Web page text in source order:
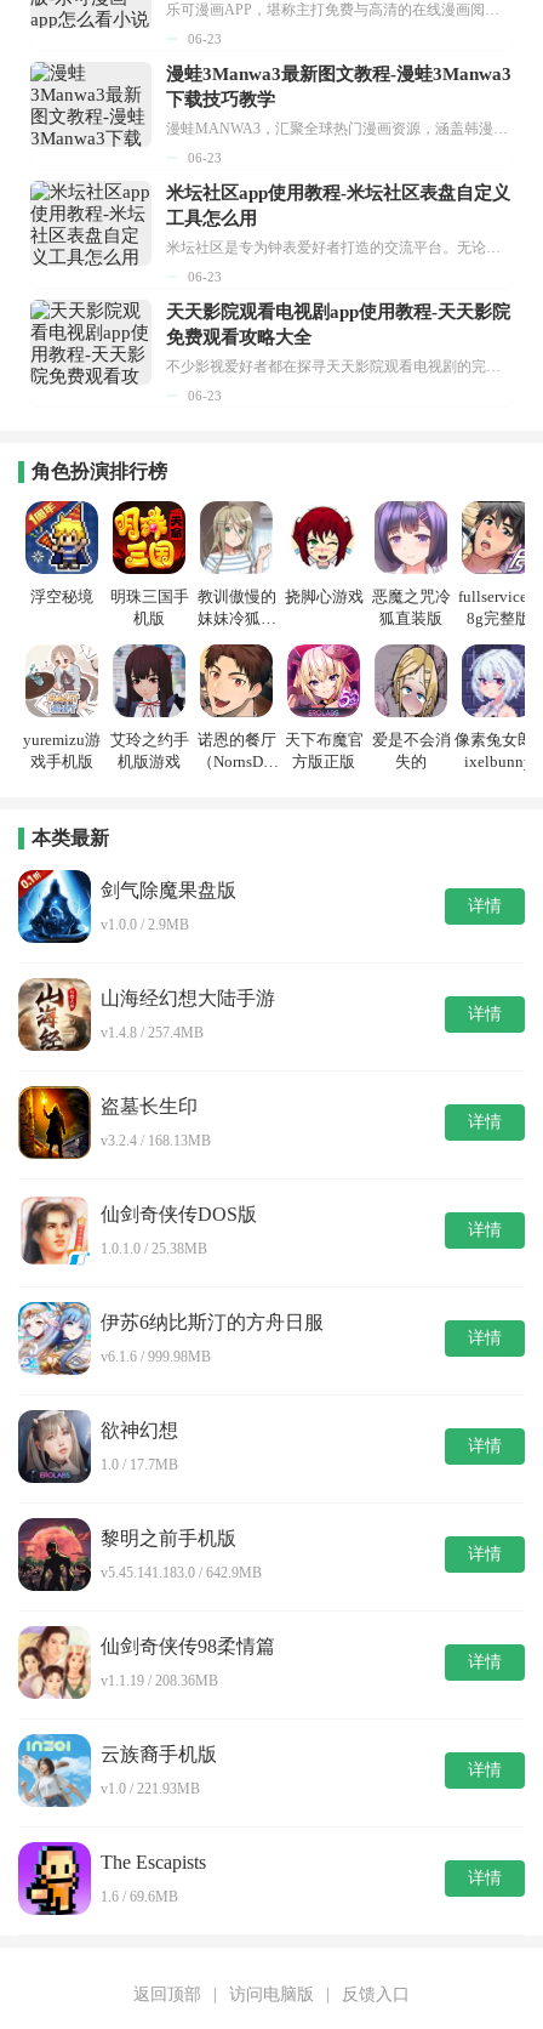
乐可漫画APP，堪称主打免费与高清的在线漫画阅读神器。其官方版提供海量完整版漫画资源，无论是国内漫画，还是日漫、韩漫、台漫、美漫等国外漫画，应有尽有，随时供你阅读。只需轻点一下，便能直接进入阅读界面。不仅如此，乐可漫画最新版本更新速度极快，在这里，你总能抢先看到全网一手漫画章节内容！...
06-23
漫蛙3Manwa3最新图文教程-漫蛙3Manwa3
下载技巧教学
漫蛙MANWA3，汇聚全球热门漫画资源，涵盖韩漫、欧美漫画、国漫等多种类型，题材丰富多样，全方位满足用户阅读喜好。它不仅是阅读平台，更是创作平台，为广大用户打造零门槛创作环境。...
06-23
米坛社区app使用教程-米坛社区表盘自定义
工具怎么用
米坛社区是专为钟表爱好者打造的交流平台。无论你是初涉钟表领域的普通爱好者，还是拥有多年收藏经验的资深玩家，都能在此找到属于自己的天地。 无需注册，就能轻松参与其中。通过专业的讨论论坛与丰富的交互功能，你可与世界各地的钟表爱好者畅快交流。若你钟情于钟表，米坛社区无疑是值得一试的理想之选。在这里，你能获取最新的手表资讯，交流见解，提升鉴赏品味，让每一块手表都成为收藏故事中重要的一部分。感兴趣的朋友，不要错过下载机会。...
06-23
天天影院观看电视剧app使用教程-天天影院
免费观看攻略大全
不少影视爱好者都在探寻天天影院观看电视剧的完整方法，结合最新平台使用规则，本篇新手入门攻略全面讲解观看渠道、检索流程、播放设置以及画面模式调整等实用内容。全文适配手机、电脑等主流设备，步骤简洁易懂，无论是初次使用的新手，还是想要优化观影体验的用户，都能参照内容快速上手，熟练掌握平台各项操作技巧，轻松畅享影视内容。...
06-23
角色扮演排行榜
浮空秘境
明珠三国手
机版
教训傲慢的
妹妹冷狐游
戏
挠脚心游戏 恶魔之咒冷
狐直装版
fullservice1.
8g完整版
yuremizu游
戏手机版
艾玲之约手
机版游戏
诺恩的餐厅
（NornsDin
天下布魔官
方版正版
爱是不会消
失的
像素兔女郎p
ixelbunny
本类最新
剑气除魔果盘版
v1.0.0 / 2.9MB
详情
山海经幻想大陆手游
v1.4.8 / 257.4MB
详情
盗墓长生印
v3.2.4 / 168.13MB
详情
仙剑奇侠传DOS版
1.0.1.0 / 25.38MB
详情
伊苏6纳比斯汀的方舟日服
v6.1.6 / 999.98MB
详情
欲神幻想
1.0 / 17.7MB
详情
黎明之前手机版
v5.45.141.183.0 / 642.9MB
详情
仙剑奇侠传98柔情篇
v1.1.19 / 208.36MB
详情
云族裔手机版
v1.0 / 221.93MB
详情
The Escapists
1.6 / 69.6MB
详情
返回顶部 访问电脑版 反馈入口